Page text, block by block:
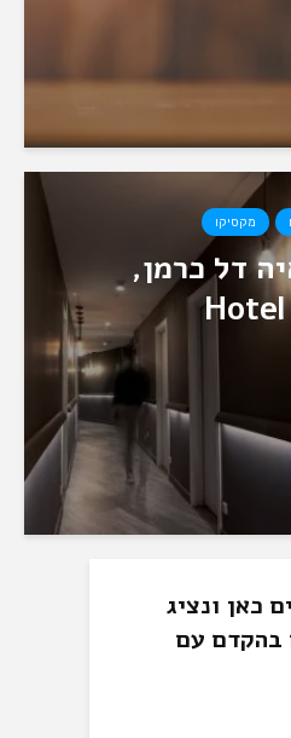
מקסיקו
פלאיה דל כרמן,
כאן ונציג
בהקדם עם